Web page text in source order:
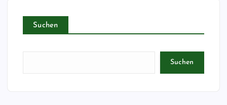
Suchen
Suchen